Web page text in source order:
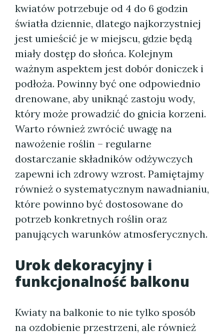
kwiatów potrzebuje od 4 do 6 godzin
światła dziennie, dlatego najkorzystniej
jest umieścić je w miejscu, gdzie będą
miały dostęp do słońca. Kolejnym
ważnym aspektem jest dobór doniczek i
podłoża. Powinny być one odpowiednio
drenowane, aby uniknąć zastoju wody,
który może prowadzić do gnicia korzeni.
Warto również zwrócić uwagę na
nawożenie roślin – regularne
dostarczanie składników odżywczych
zapewni ich zdrowy wzrost. Pamiętajmy
również o systematycznym nawadnianiu,
które powinno być dostosowane do
potrzeb konkretnych roślin oraz
panujących warunków atmosferycznych.
Urok dekoracyjny i
funkcjonalność balkonu
Kwiaty na balkonie to nie tylko sposób
na ozdobienie przestrzeni, ale również